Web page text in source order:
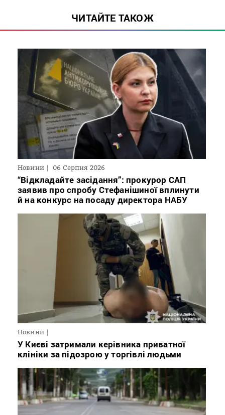
ЧИТАЙТЕ ТАКОЖ
Новини 06 Серпня 2026
“Відкладайте засідання”: прокурор САП
заявив про спробу Стефанішиної вплинути
й на конкурс на посаду директора НАБУ
Новини
У Києві затримали керівника приватної
клініки за підозрою у торгівлі людьми